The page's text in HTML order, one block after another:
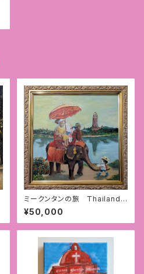
ミークンタンの旅 Thailand
アユタヤ遺跡でゾウさんに乗
る （額付）
¥50,000